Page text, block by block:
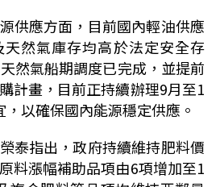
供應方面，目前國內輕油供應
然氣庫存均高於法定安全存
然氣船期調度已完成，並提前
計畫，目前正持續辦理9月至1
以確保國內能源穩定供應。
泰指出，政府持續維持肥料價
料漲幅補助品項由6項增加至1